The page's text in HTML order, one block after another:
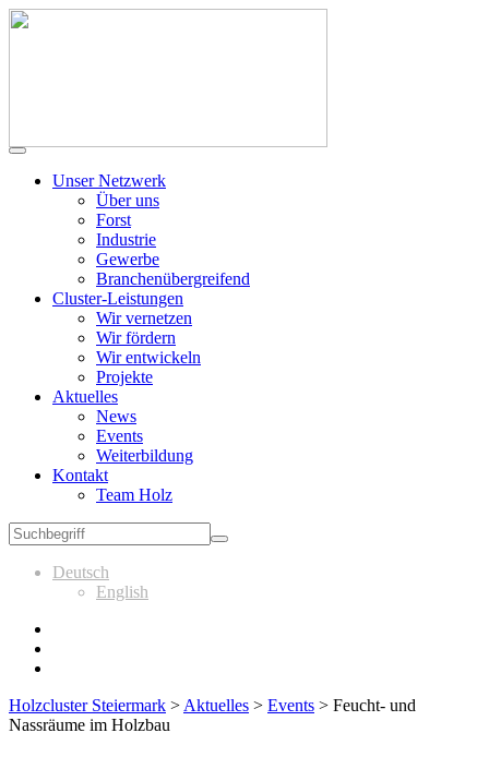
Unser Netzwerk
Über uns
Forst
Industrie
Gewerbe
Branchenübergreifend
Cluster-Leistungen
Wir vernetzen
Wir fördern
Wir entwickeln
Projekte
Aktuelles
News
Events
Weiterbildung
Kontakt
Team Holz
Deutsch
English
Holzcluster Steiermark > Aktuelles > Events > Feucht- und
Nassräume im Holzbau